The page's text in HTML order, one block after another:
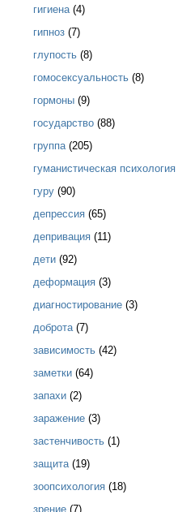
гигиена (4)
гипноз (7)
глупость (8)
гомосексуальность (8)
гормоны (9)
государство (88)
группа (205)
гуманистическая психология
гуру (90)
депрессия (65)
депривация (11)
дети (92)
деформация (3)
диагностирование (3)
доброта (7)
зависимость (42)
заметки (64)
запахи (2)
заражение (3)
застенчивость (1)
защита (19)
зоопсихология (18)
зрение (7)